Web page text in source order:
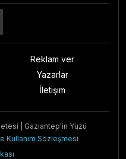
Reklam ver
Yazarlar
İletişim
| Gaziantep'in Yüzü
Kullanım Sözleşmesi